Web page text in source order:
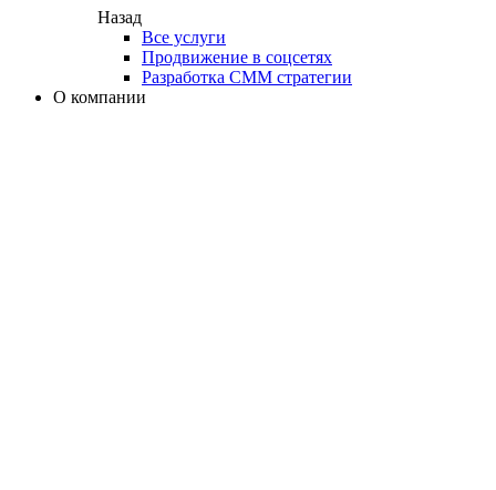
Назад
Все услуги
Продвижение в соцсетях
Разработка СММ стратегии
О компании